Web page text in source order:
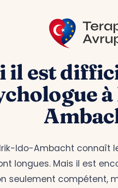
il est
Ido-Ambacht connaît
longues. Mais il est
seulement compétent,